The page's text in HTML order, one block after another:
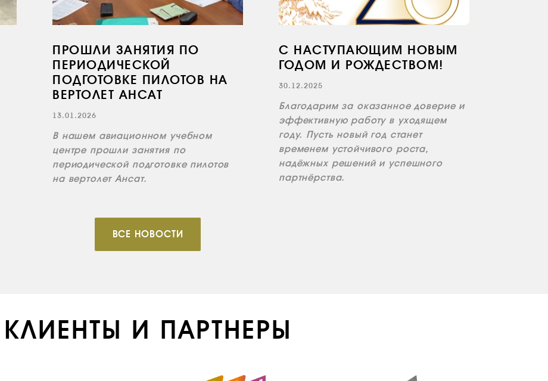
ПРОШЛИ ЗАНЯТИЯ ПО
ПЕРИОДИЧЕСКОЙ
ПОДГОТОВКЕ ПИЛОТОВ НА
ВЕРТОЛЕТ АНСАТ
13.01.2026
В нашем авиационном учебном
центре прошли занятия по
периодической подготовке пилотов
на вертолет Ансат.
С НАСТУПАЮЩИМ НОВЫМ
ГОДОМ И РОЖДЕСТВОМ!
30.12.2025
Благодарим за оказанное доверие и
эффективную работу в уходящем
году. Пусть новый год станет
временем устойчивого роста,
надёжных решений и успешного
партнёрства.
ВСЕ НОВОСТИ
КЛИЕНТЫ И ПАРТНЕРЫ